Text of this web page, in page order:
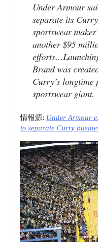
Under Armour
separate its
sportswear
another $95
Brand was
Curry’s longtime
sportswear giant.
情報源: Under Armour
to separate Curry